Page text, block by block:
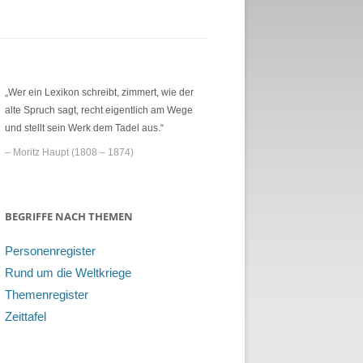
„Wer ein Lexikon schreibt, zimmert, wie der
alte Spruch sagt, recht eigentlich am Wege
und stellt sein Werk dem Tadel aus.“
– Moritz Haupt (1808 – 1874)
BEGRIFFE NACH THEMEN
Personenregister
Rund um die Weltkriege
Themenregister
Zeittafel